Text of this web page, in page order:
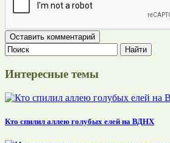
Интересные темы
Кто спилил аллею голубых елей на ВДНХ